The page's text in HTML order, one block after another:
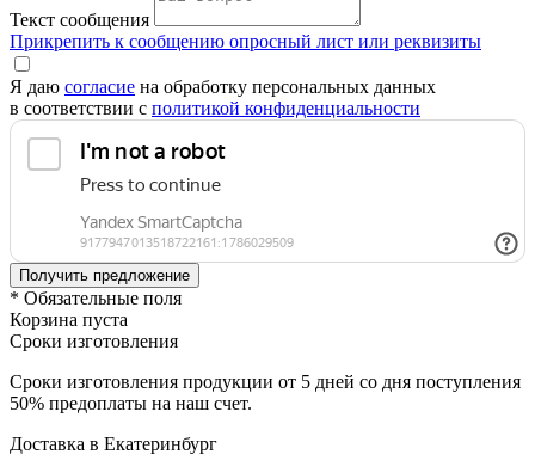
Текст сообщения
Прикрепить к сообщению опросный лист или реквизиты
Я даю согласие на обработку персональных данных
в соответствии с политикой конфиденциальности
* Обязательные поля
Корзина пуста
Сроки изготовления
Сроки изготовления продукции от 5 дней со дня поступления
50% предоплаты на наш счет.
Доставка в Екатеринбург